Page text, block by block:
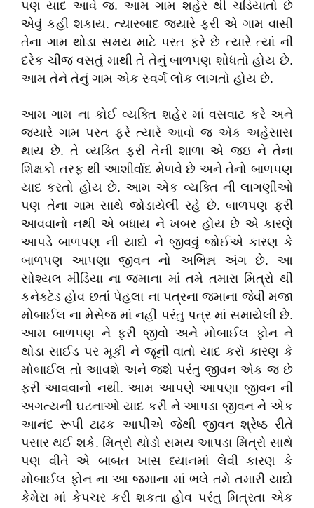
પણ યાદ આવે જ. આમ ગામ શહેર થી ચડિયાતો છે
એવું કહી શકાય. ત્યારબાદ જ્યારે ફરી એ ગામ વાસી
તેના ગામ થોડા સમય માટે પરત ફરે છે ત્યારે ત્યાં ની
દરેક ચીજ વસતું માથી તે તેનું બાળપણ શોધતો હોય છે.
આમ તેને તેનું ગામ એક સ્વર્ગ લોક લાગતો હોય છે.
આમ ગામ ના કોઈ વ્યક્તિ શહેર માં વસવાટ કરે અને
જ્યારે ગામ પરત ફરે ત્યારે આવો જ એક અહેસાસ
થાય છે. તે વ્યક્તિ ફરી તેની શાળા એ જઇ ને તેના
શિક્ષકો તરફ થી આશીર્વાદ મેળવે છે અને તેનો બાળપણ
યાદ કરતો હોય છે. આમ એક વ્યક્તિ ની લાગણીઓ
પણ તેના ગામ સાથે જોડાયેલી રહે છે. બાળપણ ફરી
આવવાનો નથી એ બધાય ને ખબર હોય છે એ કારણે
આપડે બાળપણ ની યાદો ને જીવવું જોઈએ કારણ કે
બાળપણ આપણા જીવન નો અભિન્ન અંગ છે. આ
સોશ્યલ મીડિયા ના જમાના માં તમે તમારા મિત્રો થી
કનેક્ટેડ હોવ છતાં પેહલા ના પત્રના જમાના જેવી મજા
મોબાઈલ ના મેસેજ માં નહીં પરંતુ પત્ર માં સમાયેલી છે.
આમ બાળપણ ને ફરી જીવો અને મોબાઈલ ફોન ને
થોડા સાઈડ પર મૂકી ને જૂની વાતો યાદ કરો કારણ કે
મોબાઈલ તો આવશે અને જશે પરંતુ જીવન એક જ છે
ફરી આવવાનો નથી. આમ આપણે આપણા જીવન ની
અગત્યની ઘટનાઓ યાદ કરી ને આપડા જીવન ને એક
આનંદ રૂપી ટાઢક આપીએ જેથી જીવન શ્રેષ્ઠ રીતે
પસાર થઈ શકે. મિત્રો થોડો સમય આપડા મિત્રો સાથે
પણ વીતે એ બાબત ખાસ ધ્યાનમાં લેવી કારણ કે
મોબાઈલ ફોન ના આ જમાના માં ભલે તમે તમારી યાદો
કેમેરા માં કેપચર કરી શકતા હોવ પરંતુ મિત્રતા એક